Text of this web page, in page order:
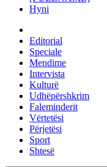
Hyni
Editorial
Speciale
Mendime
Intervista
Kulturë
Udhëpërshkrim
Faleminderit
Vërtetësi
Përjetësi
Sport
Shtesë